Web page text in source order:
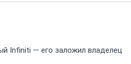
Infiniti — его заложил владелец